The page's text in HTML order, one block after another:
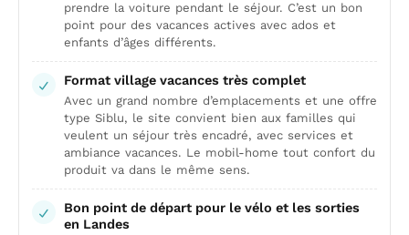
prendre la voiture pendant le séjour. C’est un bon
point pour des vacances actives avec ados et
enfants d’âges différents.
Format village vacances très complet
Avec un grand nombre d’emplacements et une offre
type Siblu, le site convient bien aux familles qui
veulent un séjour très encadré, avec services et
ambiance vacances. Le mobil-home tout confort du
produit va dans le même sens.
Bon point de départ pour le vélo et les sorties
en Landes